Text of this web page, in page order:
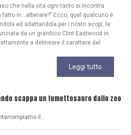
che nella vita ogni tanto si incontra
in…alberare?” Ecco, quel qualcuno è
ed adattandola per i nostri scopi, la
da un granitico Clint Eastwood in
a delineare il carattere del
Leggi tutto
scappa un fumettosauro dallo zoo
il…